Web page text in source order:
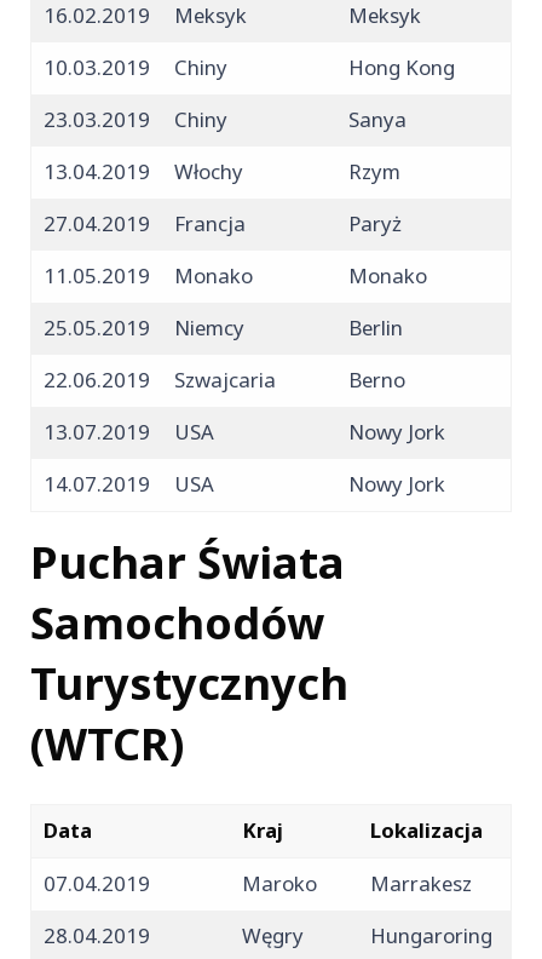
16.02.2019
Meksyk
Meksyk
10.03.2019
Chiny
Hong Kong
23.03.2019
Chiny
Sanya
13.04.2019
Włochy
Rzym
27.04.2019
Francja
Paryż
11.05.2019
Monako
Monako
25.05.2019
Niemcy
Berlin
22.06.2019
Szwajcaria
Berno
13.07.2019
USA
Nowy Jork
14.07.2019
USA Nowy Jork
Puchar Świata
Samochodów
Turystycznych
(WTCR)
Data Kraj
Lokalizacja
07.04.2019
Maroko
Marrakesz
28.04.2019
Węgry
Hungaroring